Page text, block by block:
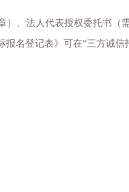
）、法人代表授权委托书（
报名登记表》可在“三方诚信